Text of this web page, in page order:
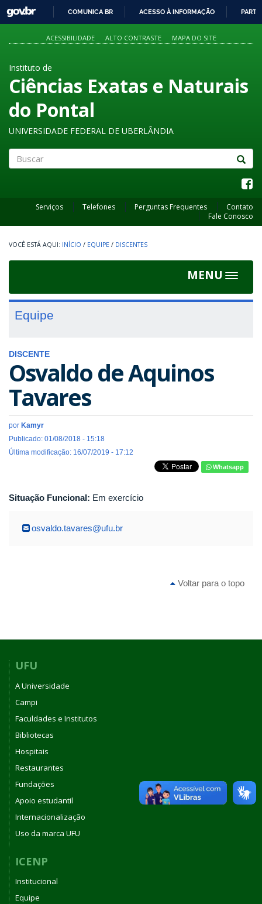
PARA
O
GOVBR
COMUNICA BR ACESSO À INFORMAÇÃO
ACESSIBILIDADE ALTO CONTRASTE MAPA DO SITE
Instituto de
Ciências Exatas e Naturais
do Pontal
UNIVERSIDADE FEDERAL DE UBERLÂNDIA
Serviços Telefones Perguntas Frequentes
Contato
Fale Conosco
INÍCIO / EQUIPE / DISCENTES
MENU
Toggle
Equipe
DISCENTE
Osvaldo de Aquinos
Tavares
por Kamyr
Publicado: 01/08/2018 - 15:18
Última modificação: 16/07/2019 - 17:12
Whatsapp
Situação Funcional: Em exercício
osvaldo.tavares@ufu.br
Voltar para o topo
UFU
A Universidade
Campi
Faculdades e Institutos
Bibliotecas
Hospitais
Restaurantes
Fundações
Apoio estudantil
Internacionalização
Uso da marca UFU
ICENP
Institucional
Equipe